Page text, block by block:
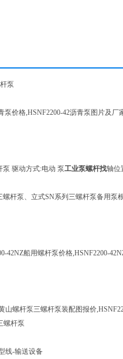
泵
泵价格,HSNF2200-42沥青泵图片及
泵 驱动方式:电动 泵工业泵螺杆找轴位
螺杆泵、立式SN系列三螺杆泵备用
42NZ船用螺杆泵价格,HSNF2200-
山螺杆泵三螺杆泵装配图报价
螺杆泵
线-输送设备